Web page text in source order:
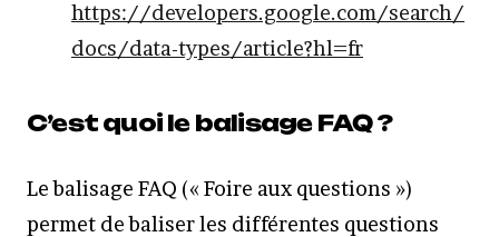
https://developers.google.com/search/
docs/data-types/article?hl=fr
C’est quoi le balisage FAQ ?
Le balisage FAQ (« Foire aux questions »)
permet de baliser les différentes questions